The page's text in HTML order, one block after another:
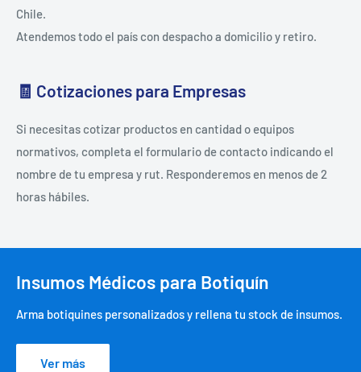
Chile.
Atendemos todo el país con despacho a domicilio y retiro.
🧾 Cotizaciones para Empresas
Si necesitas cotizar productos en cantidad o equipos
normativos, completa el formulario de contacto indicando el
nombre de tu empresa y rut. Responderemos en menos de 2
horas hábiles.
Insumos Médicos para Botiquín
Arma botiquines personalizados y rellena tu stock de insumos.
Ver más